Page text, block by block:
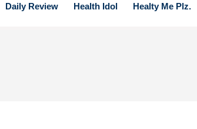
Daily Review Health Idol Healty Me Plz.